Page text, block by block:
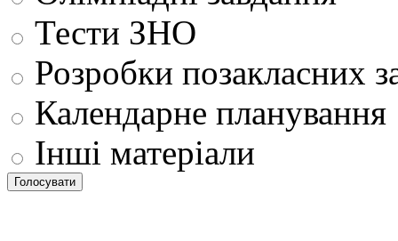
Тести ЗНО
Розробки позакласних
Календарне планування
Інші матеріали